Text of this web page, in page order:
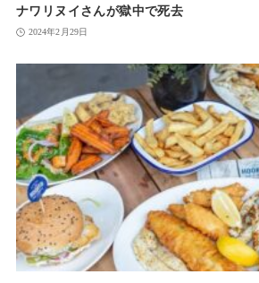
ナワリヌイさんが獄中で死去
2024年2月29日